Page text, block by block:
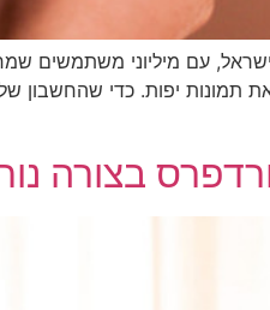
יפות. כדי שהחשבון
בצורה